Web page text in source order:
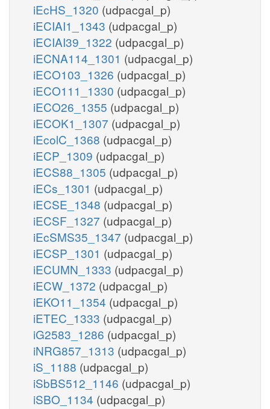
iEcHS_1320 (udpacgal_p)
iECIAI1_1343 (udpacgal_p)
iECIAI39_1322 (udpacgal_p)
iECNA114_1301 (udpacgal_p)
iECO103_1326 (udpacgal_p)
iECO111_1330 (udpacgal_p)
iECO26_1355 (udpacgal_p)
iECOK1_1307 (udpacgal_p)
iEcolC_1368 (udpacgal_p)
iECP_1309 (udpacgal_p)
iECS88_1305 (udpacgal_p)
iECs_1301 (udpacgal_p)
iECSE_1348 (udpacgal_p)
iECSF_1327 (udpacgal_p)
iEcSMS35_1347 (udpacgal_p)
iECSP_1301 (udpacgal_p)
iECUMN_1333 (udpacgal_p)
iECW_1372 (udpacgal_p)
iEKO11_1354 (udpacgal_p)
iETEC_1333 (udpacgal_p)
iG2583_1286 (udpacgal_p)
iNRG857_1313 (udpacgal_p)
iS_1188 (udpacgal_p)
iSbBS512_1146 (udpacgal_p)
iSBO_1134 (udpacgal_p)